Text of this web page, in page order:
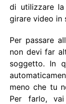
di utilizzare la
girare video in
Per passare
non devi far
soggetto. In
meno che tu
Per farlo,